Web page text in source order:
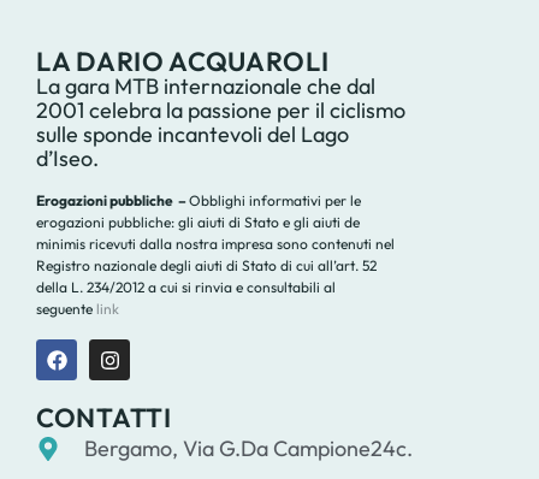
LA DARIO ACQUAROLI
La gara MTB internazionale che dal
2001 celebra la passione per il ciclismo
sulle sponde incantevoli del Lago
d’Iseo.
Erogazioni pubbliche –Obblighi informativi per le
erogazioni pubbliche: gli aiuti di Stato e gli aiuti de
minimis ricevuti dalla nostra impresa sono contenuti nel
Registro nazionale degli aiuti di Stato di cui all’art. 52
della L. 234/2012 a cui si rinvia e consultabili al
seguente link
CONTATTI
Bergamo, Via G.Da Campione24c.